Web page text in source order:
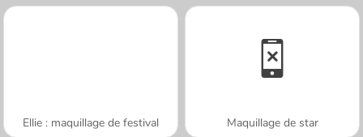
Ellie : maquillage de festival Maquillage de star